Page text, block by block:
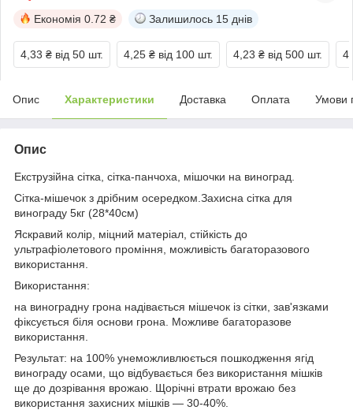
Економія 0.72 ₴ Залишилось 15 днів
4,33 ₴ від 50 шт. 4,25 ₴ від 100 шт. 4,23 ₴ від 500 шт.
Опис Характеристики Доставка Оплата Умови
Опис
Екструзійна сітка, сітка-панчоха, мішочки на виноград.
Сітка-мішечок з дрібним осередком.Захисна сітка для
винограду 5кг (28*40см)
Яскравий колір, міцний матеріал, стійкість до
ультрафіолетового проміння, можливість багаторазового
використання.
Використання:
на виноградну грона надівається мішечок із сітки, зав'язками
фіксується біля основи грона. Можливе багаторазове
використання.
Результат: на 100% унеможливлюється пошкодження ягід
винограду осами, що відбувається без використання мішків
ще до дозрівання врожаю. Щорічні втрати врожаю без
використання захисних мішків — 30-40%.